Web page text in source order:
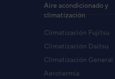
Aire acondicionado y
climatización
Climatización Fujitsu
Climatización Daitsu
Climatización General
Aerotermia